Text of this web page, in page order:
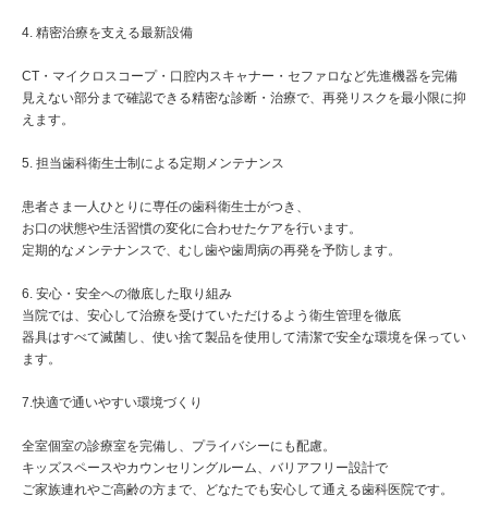
4. 精密治療を支える最新設備
CT・マイクロスコープ・口腔内スキャナー・セファロなど先進機器を完備
見えない部分まで確認できる精密な診断・治療で、再発リスクを最小限に抑
えます。
5. 担当歯科衛生士制による定期メンテナンス
患者さま一人ひとりに専任の歯科衛生士がつき、
お口の状態や生活習慣の変化に合わせたケアを行います。
定期的なメンテナンスで、むし歯や歯周病の再発を予防します。
6. 安心・安全への徹底した取り組み
当院では、安心して治療を受けていただけるよう衛生管理を徹底
器具はすべて滅菌し、使い捨て製品を使用して清潔で安全な環境を保ってい
ます。
7.快適で通いやすい環境づくり
全室個室の診療室を完備し、プライバシーにも配慮。
キッズスペースやカウンセリングルーム、バリアフリー設計で
ご家族連れやご高齢の方まで、どなたでも安心して通える歯科医院です。